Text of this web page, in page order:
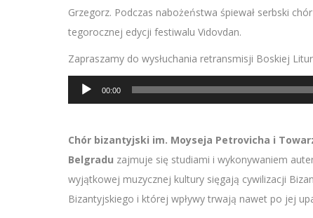
Grzegorz. Podczas nabożeństwa śpiewał serbski
tegorocznej edycji festiwalu Vidovdan.
Zapraszamy do wysłuchania retransmisji Boskiej
Odtwarzacz
plików
00:00
Chór bizantyjski im. Moyseja Petrovicha i
Belgradu zajmuje się studiami i wykonywaniem
wyjątkowej muzycznej kultury sięgają cywilizacji
Bizantyjskiego i której wpływy trwają nawet po jej